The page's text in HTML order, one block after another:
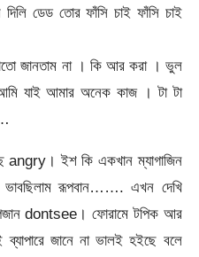
ডেড তোর ফাঁসি চাই ফাঁসি চাই
জানতাম না । কি আর করা । ভুল
যাই আমার অনেক কাজ । টা টা
ইশ কি একখান ম্যাগাজিন
রূপবান……. এখন দেখি
dontsee। ফোরামে টপিক আর
জানে না ভালই হইছে বলে